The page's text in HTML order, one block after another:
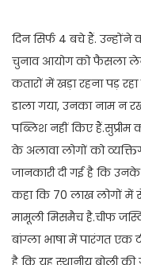
दिन सिर्फ 4 बचे हैं.
चुनाव आयोग को फैसला
कतारों में खड़ा रहना पड़
डाला गया, उनका नाम न
पब्लिश नहीं किए हैं.सुप्रीम
के अलावा लोगों को
जानकारी दी गई है कि
कहा कि 70 लाख लोगों में
मामूली मिसमैच है.चीफ
बांग्ला भाषा में पारंगत एक